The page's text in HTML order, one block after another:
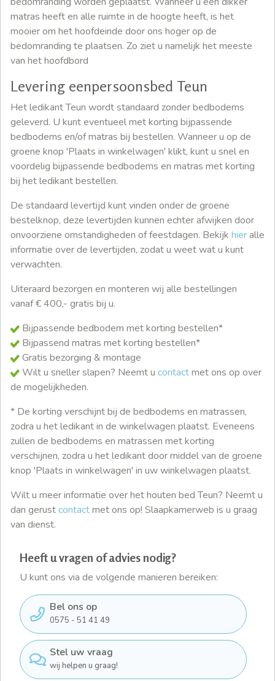
matras heeft en alle ruimte in de hoogte heeft, is het
mooier om het hoofdeinde door ons hoger op de
bedomranding te plaatsen. Zo ziet u namelijk het meeste
van het hoofdbord
Levering eenpersoonsbed Teun
Het ledikant Teun wordt standaard zonder bedbodems
geleverd. U kunt eventueel met korting bijpassende
bedbodems en/of matras bij bestellen. Wanneer u op de
groene knop 'Plaats in winkelwagen' klikt, kunt u snel en
voordelig bijpassende bedbodems en matras met korting
bij het ledikant bestellen.
De standaard levertijd kunt vinden onder de groene
bestelknop, deze levertijden kunnen echter afwijken door
onvoorziene omstandigheden of feestdagen. Bekijk hieralle
informatie over de levertijden, zodat u weet wat u kunt
verwachten.
Uiteraard bezorgen en monteren wij alle bestellingen
vanaf € 400,- gratis bij u.
Bijpassende bedbodem met korting bestellen*
Bijpassend matras met korting bestellen*
Gratis bezorging & montage
Wilt u sneller slapen? Neemt u contactmet ons op over
de mogelijkheden.
* De korting verschijnt bij de bedbodems en matrassen,
zodra u het ledikant in de winkelwagen plaatst. Eveneens
zullen de bedbodems en matrassen met korting
verschijnen, zodra u het ledikant door middel van de groene
knop 'Plaats in winkelwagen' in uw winkelwagen plaatst.
Wilt u meer informatie over het houten bed Teun? Neemt u
dan gerustcontactmet ons op! Slaapkamerweb is u graag
van dienst.
Heeft u vragen of advies nodig?
U kunt ons via de volgende manieren bereiken:
Bel ons op
0575 - 51 41 49
Stel uw vraag
wij helpen u graag!